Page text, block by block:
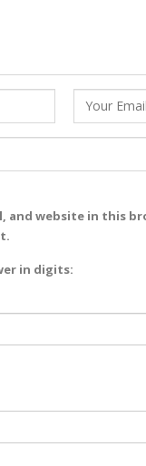
and website in this
in digits: